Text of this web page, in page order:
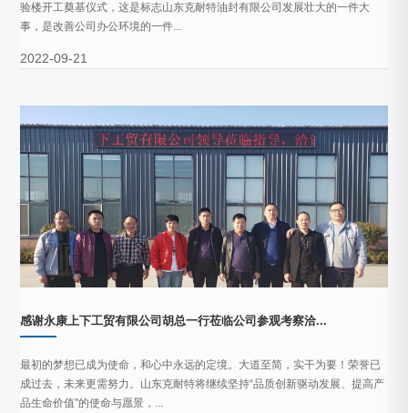
验楼开工奠基仪式，这是标志山东克耐特油封有限公司发展壮大的一件大
事，是改善公司办公环境的一件...
2022-09-21
感谢永康上下工贸有限公司胡总一行莅临公司参观考察洽...
最初的梦想已成为使命，和心中永远的定境。大道至简，实干为要！荣誉已
成过去，未来更需努力。山东克耐特将继续坚持“品质创新驱动发展、提高产
品生命价值”的使命与愿景，...